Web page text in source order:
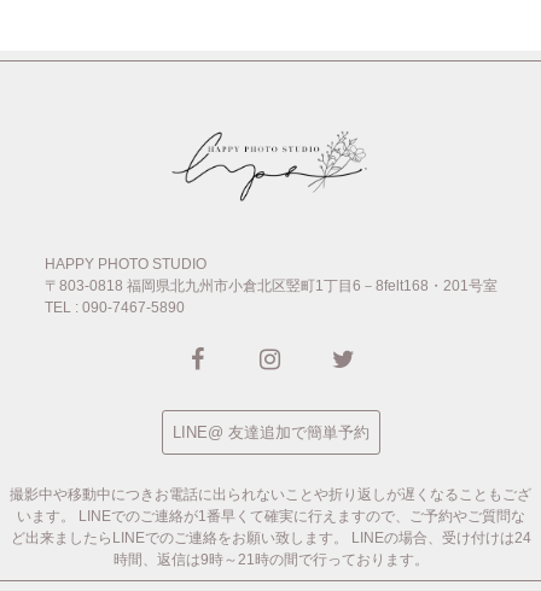
HAPPY PHOTO STUDIO
〒803-0818 福岡県北九州市小倉北区竪町1丁目6－8felt168・201号室
TEL : 090-7467-5890
LINE@ 友達追加で簡単予約
撮影中や移動中につきお電話に出られないことや折り返しが遅くなることもござ
います。
LINEでのご連絡が1番早くて確実に行えますので、ご予約やご質問な
ど出来ましたらLINEでのご連絡をお願い致します。
LINEの場合、受け付けは24
時間、返信は9時～21時の間で行っております。